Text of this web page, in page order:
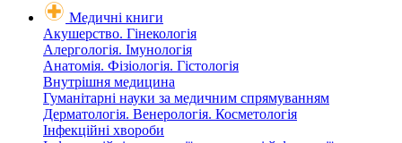
Медичні книги
Акушерство. Гінекологія
Алергологія. Імунологія
Анатомія. Фізіологія. Гістологія
Внутрішня медицина
Гуманітарні науки за медичним спрямуванням
Дерматологія. Венерологія. Косметологія
Інфекційні хвороби